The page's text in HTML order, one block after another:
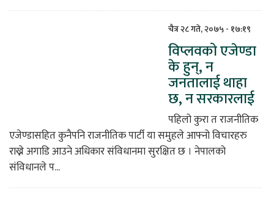
चैत्र २८ गते, २०७५ - १७:१९
विप्लवको एजेण्डा
के हुन्, न
जनतालाई थाहा
छ, न सरकारलाई
पहिलो कुरा त राजनीतिक
एजेण्डासहित कुनैपनि राजनीतिक पार्टी या समुहले आफ्नो विचारहरु
राख्ने अगाडि आउने अधिकार संविधानमा सुरक्षित छ । नेपालको
संविधानले प...